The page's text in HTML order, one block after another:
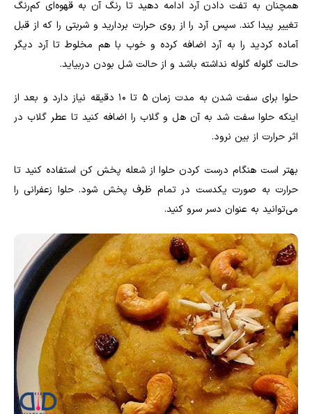
همچنان به تفت دادن آرد ادامه دهید تا رنگ آن به قهوه‌ای کم‌رنگ
تغییر پیدا کند. سپس آرد را از روی حرارت بردارید و شربتی را که از قبل
آماده کردید را به آرد اضافه کرده و خوب با هم مخلوط تا آرد دیگر
حالت گلوله گلوله نداشته باشد و از حالت شل بودن دربیاید.
حلوا برای سفت شدن به مدت زمان ۵ تا ۱۰ دقیقه نیاز دارد و بعد از
اینکه حلوا سفت شد به آن هل و گلاب را اضافه کنید تا عطر گلاب در
اثر حرارت از بین نرود.
بهتر است هنگام درست کردن حلوا از شعله پخش کن استفاده کنید تا
حرارت به صورت یکدست در تمام ظرف پخش شود. حلوا زعفرانی را
می‌توانید به عنوان دسر سرو کنید.